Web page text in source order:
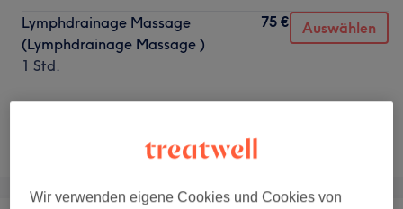
Lymphdrainage Massage
(Lymphdrainage Massage )
1 Std.
75 € Auswählen
Wir verwenden eigene Cookies und Cookies von